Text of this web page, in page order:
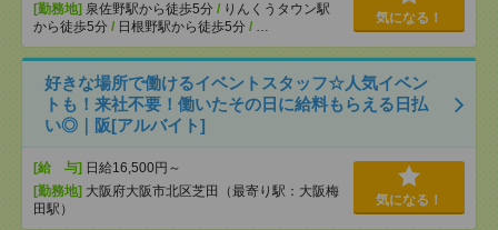
[勤務地] 泉佐野駅から徒歩5分 / りんくうタウン駅
から徒歩5分 / 日根野駅から徒歩5分 / …
気になる！
好きな場所で働けるイベントスタッフ☆人気イベン
トも！来社不要！働いたその日に給料もらえる日払
い◎｜阪[アルバイト]
[給 与] 日給16,500円～
[勤務地] 大阪府大阪市北区芝田（最寄り駅：大阪梅
田駅）
気になる！